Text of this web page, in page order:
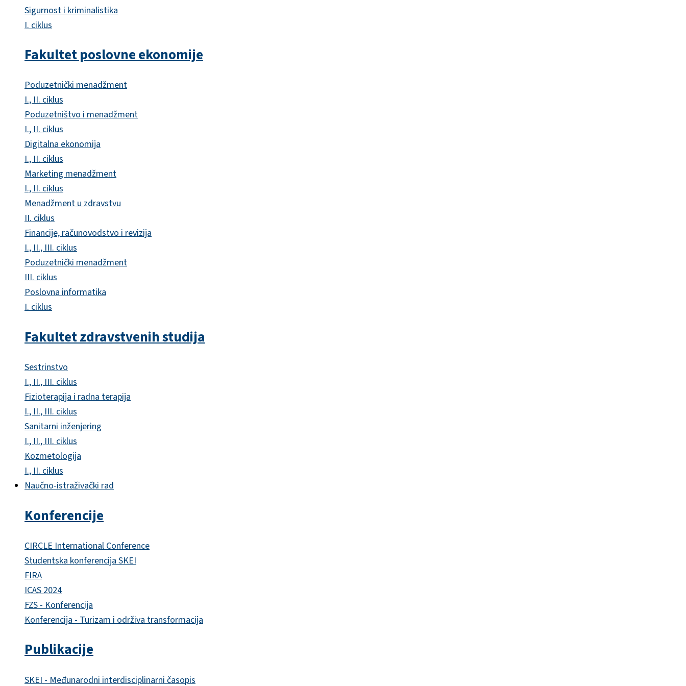
Sigurnost i kriminalistika
I. ciklus
Fakultet poslovne ekonomije
Poduzetnički menadžment
I., II. ciklus
Poduzetništvo i menadžment
I., II. ciklus
Digitalna ekonomija
I., II. ciklus
Marketing menadžment
I., II. ciklus
Menadžment u zdravstvu
II. ciklus
Financije, računovodstvo i revizija
I., II., III. ciklus
Poduzetnički menadžment
III. ciklus
Poslovna informatika
I. ciklus
Fakultet zdravstvenih studija
Sestrinstvo
I., II., III. ciklus
Fizioterapija i radna terapija
I., II., III. ciklus
Sanitarni inženjering
I., II., III. ciklus
Kozmetologija
I., II. ciklus
Naučno-istraživački rad
Konferencije
CIRCLE International Conference
Studentska konferencija SKEI
FIRA
ICAS 2024
FZS - Konferencija
Konferencija - Turizam i održiva transformacija
Publikacije
SKEI - Međunarodni interdisciplinarni časopis